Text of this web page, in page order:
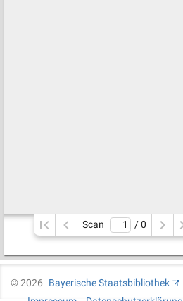
Scan / 0
©2026
Bayerische Staatsbibliothek